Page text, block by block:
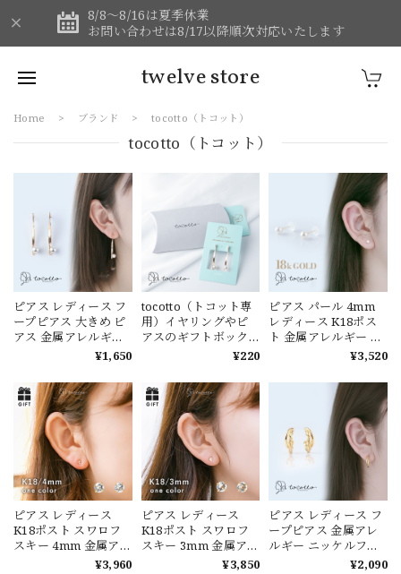
8/8～8/16は夏季休業
お問い合わせは8/17以降順次対応いたします
twelve store
Home ブランド tocotto（トコット）
tocotto（トコット）
ピアス レディース フ
ープピアス 大きめ ピ
アス 金属アレルギー
チタン【tocotto】
（トコット）【公
式】ピアス レディー
ス 韓国ピアス ピアス
20代 ピアス30代 ピア
ス40代【tw-dpp-
604】【ピアス】バレ
ンタイン ホワイトデ
ー
¥1,650
tocotto（トコット専
用）イヤリングやピ
アスのギフトボック
¥220
ピアス パール 4mm
レディース K18ポス
ト 金属アレルギー ニ
ッケルフリー 韓国ピ
【tocotto】（トコッ
ト） 【公式】ピアス
レディース 韓国ピア
ス ピアス 20代 ピアス
30代 ピアス 40代
【tw-k18-pearl】
【ピアス】バレンタ
イン ホワイトデー
¥3,520
ピアス レディース
K18ポスト スワロフ
スキー 4mm 金属アレ
ルギー クリスタル 韓
¥3,960
ピアス レディース
K18ポスト スワロフ
スキー 3mm 金属アレ
ルギー クリスタル 韓
¥3,850
ピアス レディース フ
ープピアス 金属アレ
ルギー ニッケルフリ
ー【tocotto】（トコ
¥2,090